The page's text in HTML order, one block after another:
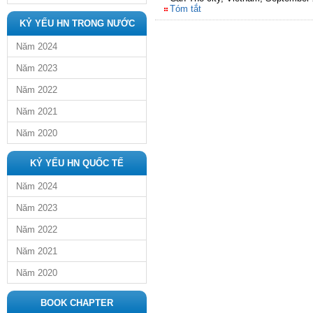
KỶ YẾU HN TRONG NƯỚC
Năm 2024
Năm 2023
Năm 2022
Năm 2021
Năm 2020
KỶ YẾU HN QUỐC TẾ
Năm 2024
Năm 2023
Năm 2022
Năm 2021
Năm 2020
BOOK CHAPTER
Tóm tắt